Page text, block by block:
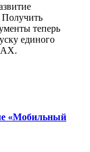
Получить
теперь
единого
«Мобильный